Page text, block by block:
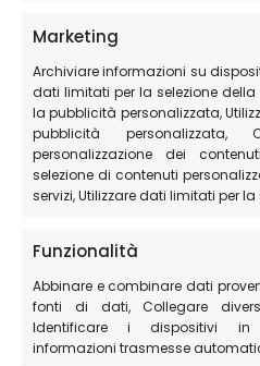
Marketing
Archiviare informazioni su
dati limitati per la selezione
la pubblicità personalizzata,
pubblicità
personalizzazione dei
selezione di contenuti
servizi, Utilizzare dati limitati per
Funzionalità
Abbinare e combinare dati
fonti di dati, Collegare
Identificare i dispositivi
informazioni trasmesse
Scopri tutti gli itinerari che
Castelluccio di Norcia
dedicata alle GUIDE PARCO
il territorio con una GUIDA
Il Piangrande
Il sentiero di montagna
portatori di handicap)
Il cammino nelle Terre
Il sentiero da Castelluccio